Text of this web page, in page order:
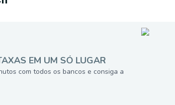
EM UM SÓ LUGAR
com todos os bancos e consiga a